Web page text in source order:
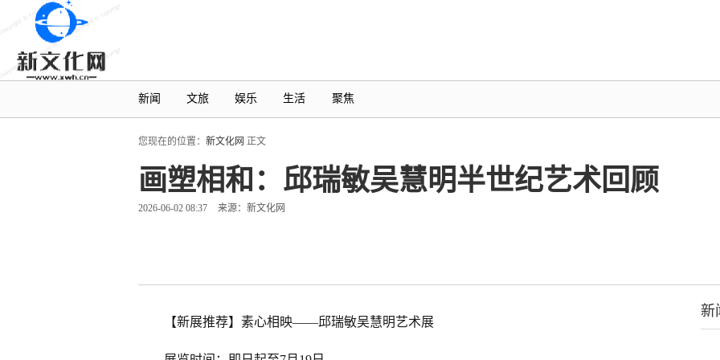
新闻 文旅 娱乐 生活 聚焦
您现在的位置： 新文化网 正文
画塑相和：邱瑞敏吴慧明半世纪艺术回顾
2026-06-02 08:37 来源：新文化网
【新展推荐】素心相映——邱瑞敏吴慧明艺术展
新